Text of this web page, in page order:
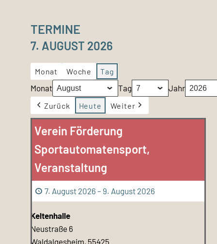
TERMINE
7. AUGUST 2026
Monat Woche Tag
Monat Tag Jahr
Zurück Heute Weiter
Verein Förderung
Sportautomatensport,
Veranstaltung
7. August 2026 – 9. August 2026
Keltenhalle
Neustraße 6
Waldalgesheim, 55425